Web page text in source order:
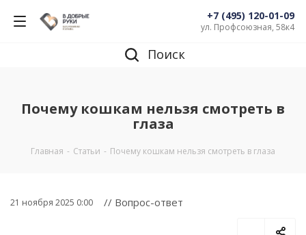
+7 (495) 120-01-09
ул. Профсоюзная, 58к4
Поиск
Почему кошкам нельзя смотреть в
глаза
Главная - Статьи - Почему кошкам нельзя смотреть в глаза
21 ноября 2025 0:00 // Вопрос-ответ